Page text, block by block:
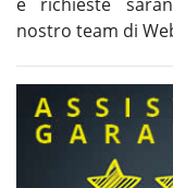
nostro team di